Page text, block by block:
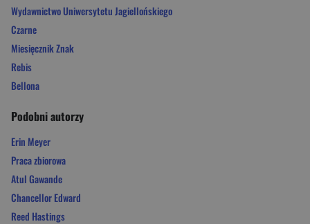
Wydawnictwo Uniwersytetu Jagiellońskiego
Czarne
Miesięcznik Znak
Rebis
Bellona
Podobni autorzy
Erin Meyer
Praca zbiorowa
Atul Gawande
Chancellor Edward
Reed Hastings